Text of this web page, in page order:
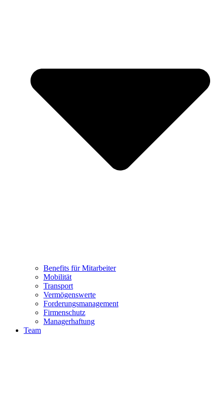
Benefits für Mitarbeiter
Mobilität
Transport
Vermögenswerte
Forderungsmanagement
Firmenschutz
Managerhaftung
Team